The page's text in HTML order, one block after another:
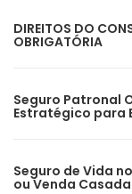
DIREITOS DO
OBRIGATÓRIA
Seguro Patronal
Estratégico para
Seguro de Vida
ou Venda